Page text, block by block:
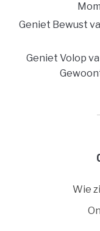
Geniet Bewust
Geniet Volop
Wie